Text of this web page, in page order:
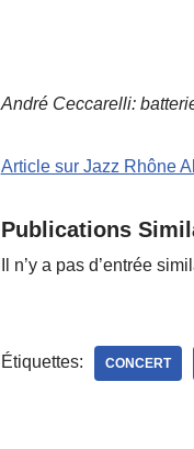
André Ceccarelli:
Article sur Jazz Rhône
Publications
Il n’y a pas d’entrée
Étiquettes: CONCERT